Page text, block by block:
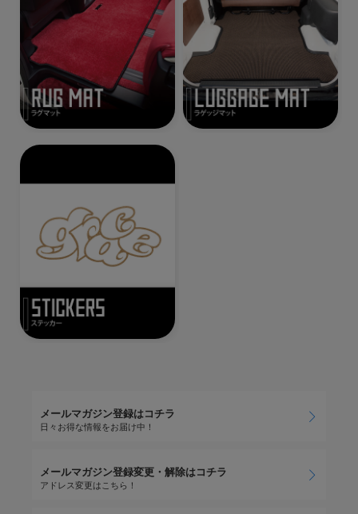
メールマガジン登録はコチラ
日々お得な情報をお届け中！
メールマガジン登録変更・解除はコチラ
アドレス変更はこちら！